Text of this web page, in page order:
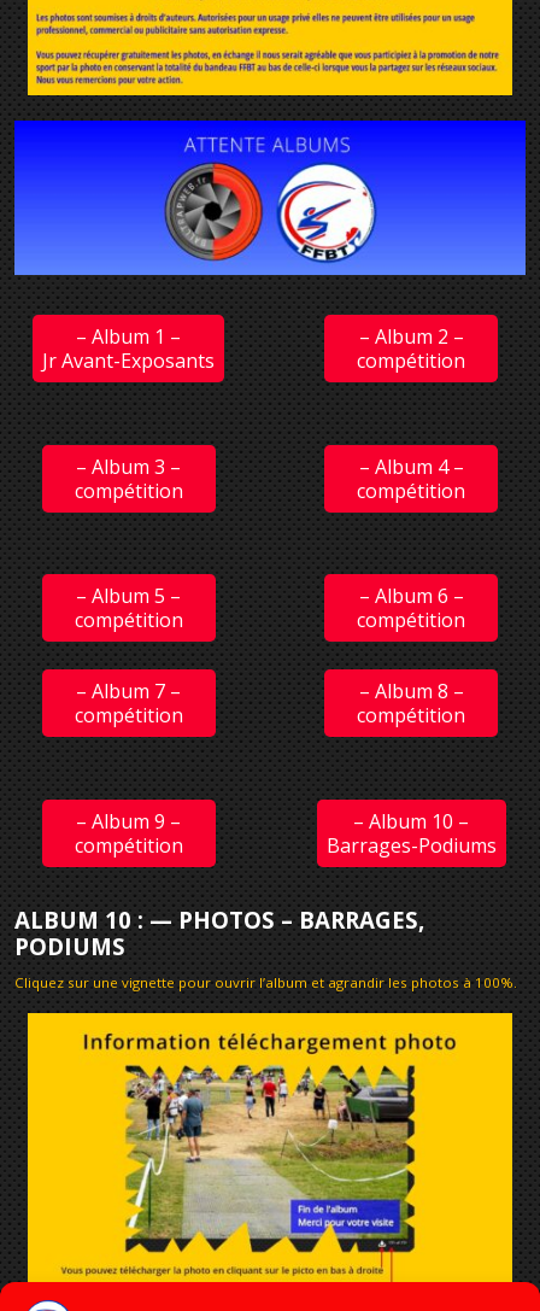
– Album 1 –
Jr Avant-Exposants
– Album 2 –
compétition
– Album 3 –
compétition
– Album 4 –
compétition
– Album 5 –
compétition
– Album 6 –
compétition
– Album 7 –
compétition
– Album 8 –
compétition
– Album 9 –
compétition
– Album 10 –
Barrages-Podiums
ALBUM 10 : — PHOTOS – BARRAGES,
PODIUMS
Cliquez sur une vignette pour ouvrir l’album et agrandir les photos à 100%.